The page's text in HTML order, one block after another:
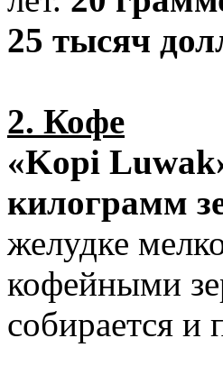
25 тысяч
2. Кофе
«Kopi
килограмм
желудке
кофейными
собирается и